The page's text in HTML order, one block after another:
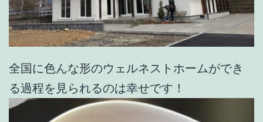
全国に色んな形のウェルネストホームができ
る過程を見られるのは幸せです！